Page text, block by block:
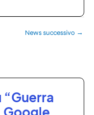
News successivo →